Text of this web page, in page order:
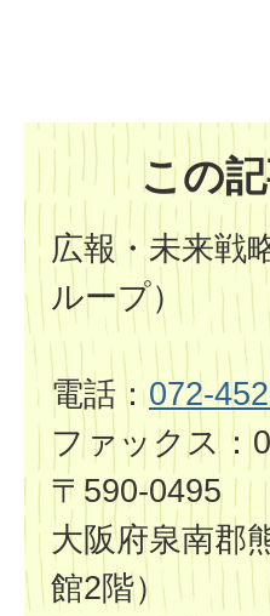
この
広報・未来戦
ループ）
電話：072-
ファックス：
〒590-0495
大阪府泉南郡
館2階）